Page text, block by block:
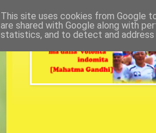
This site uses cookies from Google
are shared with Google along with
statistics, and to detect and address